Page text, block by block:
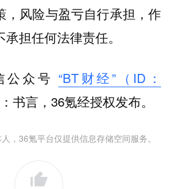
，风险与盈亏自行承担，作
担任何法律责任。
公众号 “BT财经”（ID：
书言，36氪经授权发布。
，36氪平台仅提供信息存储空间服务。